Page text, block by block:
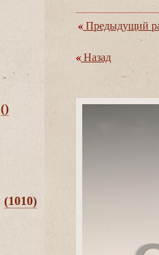
()
(1010)
Предыдущий
Назад